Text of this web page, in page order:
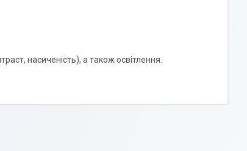
насиченість), а також освітлення.